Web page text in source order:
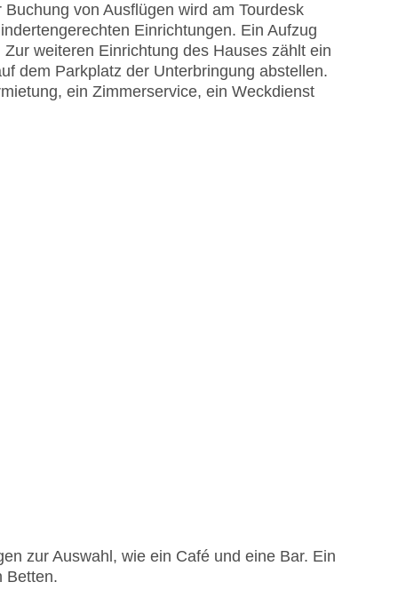
von Ausflügen wird am Tourdesk
Einrichtungen. Ein Aufzug
weiteren Einrichtung des Hauses zählt ein
dem Parkplatz der Unterbringung abstellen.
ein Zimmerservice, ein Weckdienst
zur Auswahl, wie ein Café und eine Bar. Ein
Betten.